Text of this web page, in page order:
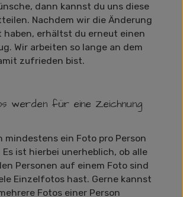
dann kannst du uns diese
Nachdem wir die Änderung
haben, erhältst du erneut einen
Wir arbeiten so lange an dem
zufrieden bist.
werden für eine Zeichnung
mindestens ein Foto pro Person
ist hierbei unerheblich, ob alle
Personen auf einem Foto sind
Einzelfotos hast. Gerne kannst
Fotos einer Person